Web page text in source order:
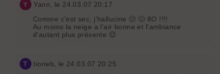
Y Yann , le 24.03.07 20:17
Comme c'est sec, j'hallucine 🤢 🤢 8O !!!!
Au moins la neige a l'air bonne et l'ambiance
d'autant plus présente 😉
T tioneb , le 24.03.07 20:25